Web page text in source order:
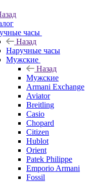
часы
Назад
Наручные часы
Мужские
Назад
Мужские
Armani Exchange
Aviator
Breitling
Casio
Chopard
Citizen
Hublot
Orient
Patek Philippe
Emporio Armani
Fossil